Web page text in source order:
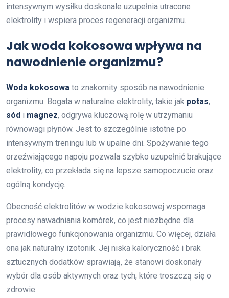
intensywnym wysiłku doskonale uzupełnia utracone
elektrolity i wspiera proces regeneracji organizmu.
Jak woda kokosowa wpływa na
nawodnienie organizmu?
Woda kokosowa to znakomity sposób na nawodnienie
organizmu. Bogata w naturalne elektrolity, takie jak potas,
sód i magnez, odgrywa kluczową rolę w utrzymaniu
równowagi płynów. Jest to szczególnie istotne po
intensywnym treningu lub w upalne dni. Spożywanie tego
orzeźwiającego napoju pozwala szybko uzupełnić brakujące
elektrolity, co przekłada się na lepsze samopoczucie oraz
ogólną kondycję.
Obecność elektrolitów w wodzie kokosowej wspomaga
procesy nawadniania komórek, co jest niezbędne dla
prawidłowego funkcjonowania organizmu. Co więcej, działa
ona jak naturalny izotonik. Jej niska kaloryczność i brak
sztucznych dodatków sprawiają, że stanowi doskonały
wybór dla osób aktywnych oraz tych, które troszczą się o
zdrowie.